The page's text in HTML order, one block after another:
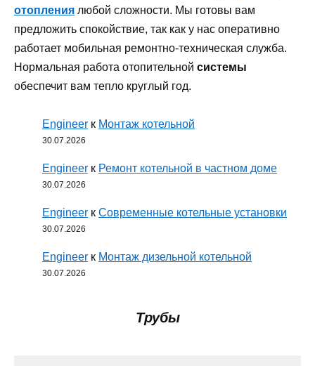
отопления любой сложности. Мы готовы вам
предложить спокойствие, так как у нас оперативно
работает мобильная ремонтно-техническая служба.
Нормальная работа отопительной системы
обеспечит вам тепло круглый год.
Engineer к Монтаж котельной
30.07.2026
Engineer к Ремонт котельной в частном доме
30.07.2026
Engineer к Современные котельные установки
30.07.2026
Engineer к Монтаж дизельной котельной
30.07.2026
Трубы